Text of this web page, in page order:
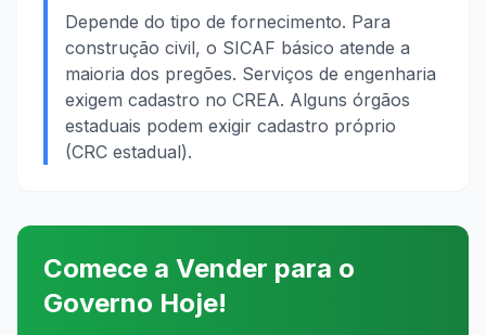
Depende do tipo de fornecimento. Para
construção civil, o SICAF básico atende a
maioria dos pregões. Serviços de engenharia
exigem cadastro no CREA. Alguns órgãos
estaduais podem exigir cadastro próprio
(CRC estadual).
Comece a Vender para o
Governo Hoje!